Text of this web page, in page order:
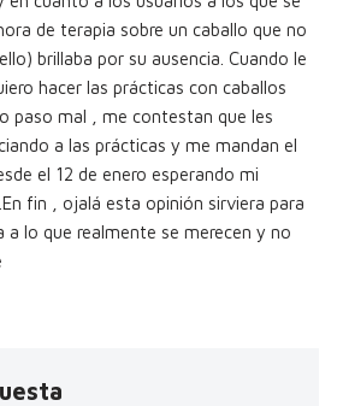
de terapia sobre un caballo que no
brillaba por su ausencia. Cuando le
hacer las prácticas con caballos
paso mal , me contestan que les
a las prácticas y me mandan el
el 12 de enero esperando mi
fin , ojalá esta opinión sirviera para
a lo que realmente se merecen y no